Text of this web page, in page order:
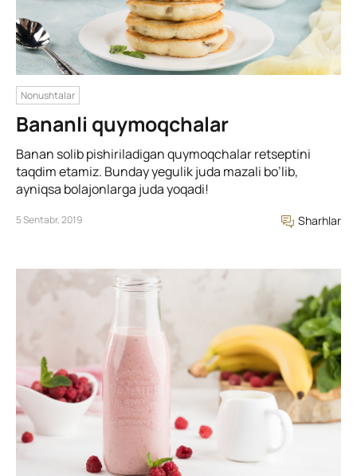
Nonushtalar
Bananli quymoqchalar
Banan solib pishiriladigan quymoqchalar retseptini
taqdim etamiz. Bunday yegulik juda mazali bo’lib,
ayniqsa bolajonlarga juda yoqadi!
5 Sentabr, 2019 Sharhlar